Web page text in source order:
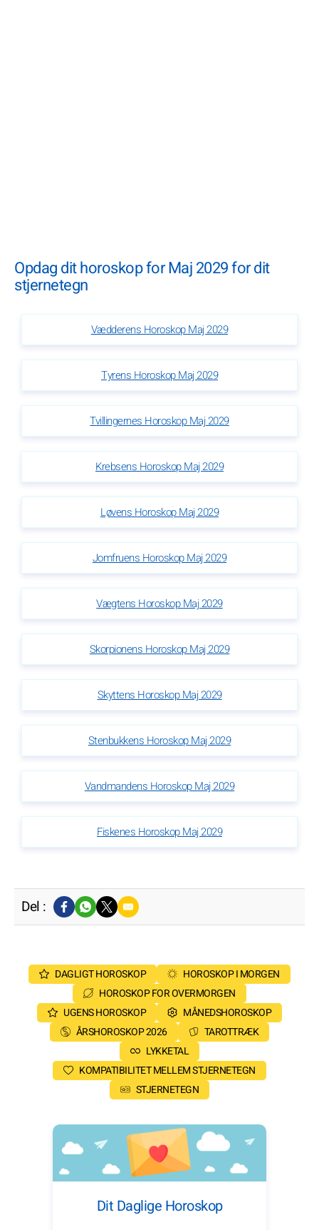
Opdag dit horoskop for Maj 2029 for dit
stjernetegn
Vædderens Horoskop Maj 2029
Tyrens Horoskop Maj 2029
Tvillingernes Horoskop Maj 2029
Krebsens Horoskop Maj 2029
Løvens Horoskop Maj 2029
Jomfruens Horoskop Maj 2029
Vægtens Horoskop Maj 2029
Skorpionens Horoskop Maj 2029
Skyttens Horoskop Maj 2029
Stenbukkens Horoskop Maj 2029
Vandmandens Horoskop Maj 2029
Fiskenes Horoskop Maj 2029
Del :
DAGLIGT HOROSKOP
HOROSKOP I MORGEN
HOROSKOP FOR OVERMORGEN
UGENS HOROSKOP
MÅNEDSHOROSKOP
ÅRSHOROSKOP 2026
TAROTTRÆK
LYKKETAL
KOMPATIBILITET MELLEM STJERNETEGN
STJERNETEGN
Dit Daglige Horoskop